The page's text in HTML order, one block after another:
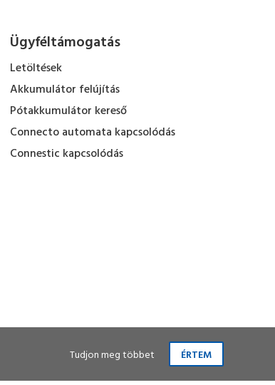
Ügyféltámogatás
Letöltések
Akkumulátor felújítás
Pótakkumulátor kereső
Connecto automata kapcsolódás
Connestic kapcsolódás
ÉRTEM
Tudjon meg többet